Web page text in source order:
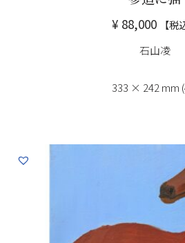
¥ 88,000 【税
石山凌
333 × 242 mm